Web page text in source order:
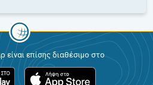
είναι επίσης διαθέσιμο στο